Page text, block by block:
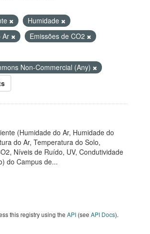
Humidade
Ar
Emissões de CO2
Non-Commercial (Any)
(Humidade do Ar, Humidade do
do Ar, Temperatura do Solo,
Níveis de Ruído, UV, Condutividade
do Campus de...
this registry using the API (see API Docs).